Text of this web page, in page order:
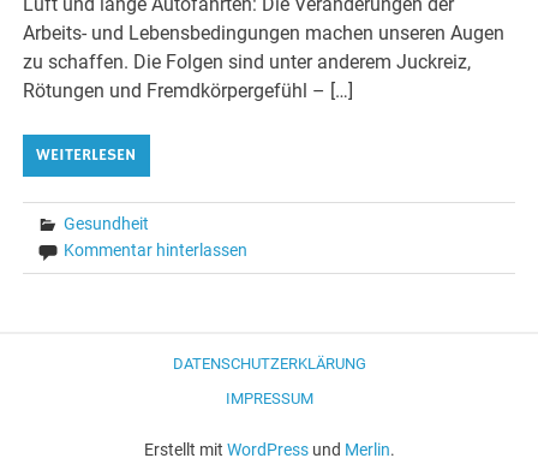
Arbeits- und Lebensbedingungen machen unseren Augen
zu schaffen. Die Folgen sind unter anderem Juckreiz,
Rötungen und Fremdkörpergefühl – […]
WEITERLESEN
Gesundheit
Kommentar hinterlassen
DATENSCHUTZERKLÄRUNG
IMPRESSUM
Erstellt mit WordPressund Merlin.